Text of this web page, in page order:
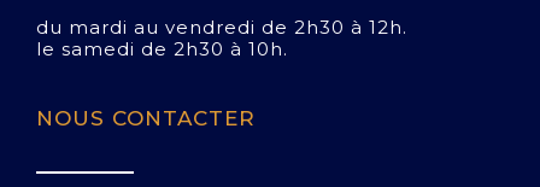
du mardi au vendredi de 2h30 à 12h.
le samedi de 2h30 à 10h.
NOUS CONTACTER